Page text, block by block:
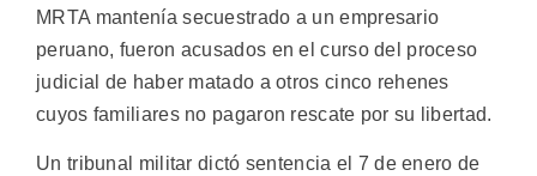
MRTA mantenía secuestrado a un empresario
peruano, fueron acusados en el curso del proceso
judicial de haber matado a otros cinco rehenes
cuyos familiares no pagaron rescate por su libertad.
Un tribunal militar dictó sentencia el 7 de enero de